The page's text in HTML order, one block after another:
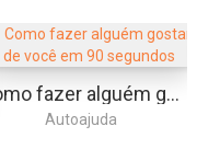
Como fazer alguém gostar de você em 90 segundos
Autoajuda